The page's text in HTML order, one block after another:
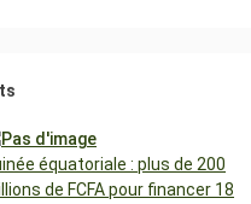
équatoriale : plus de 200
de FCFA pour financer 18